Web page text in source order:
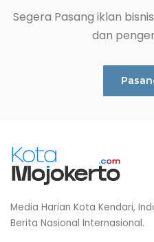
Segera Pasang iklan
dan
Media Harian Kota Kendari,
Berita Nasional Internasional.